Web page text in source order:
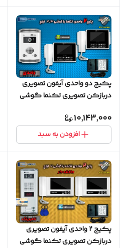
پکیج دو واحدی آیفون تصویری
دربازکن تصویری تکنما گوشی
10,143,000
افزودن به سبد
پکیج 2 واحدی آیفون تصویری
دربازکن تصویری تکنما گوشی